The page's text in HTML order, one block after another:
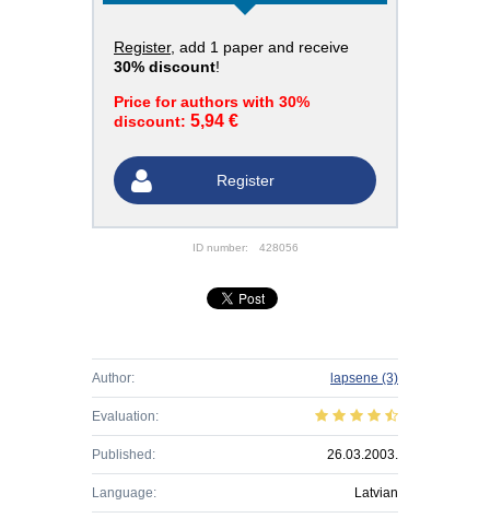
Register, add 1 paper and receive
30% discount!
Price for authors with 30%
discount: 5,94 €
Register
ID number: 428056
Author: lapsene (3)
Evaluation:
Published: 26.03.2003.
Language: Latvian